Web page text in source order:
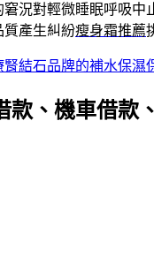
窘況對輕微睡眠呼吸中
質產生糾紛瘦身霜推薦
結石品牌的補水保濕
款、機車借款